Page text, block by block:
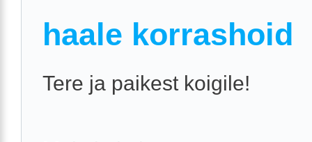
haale korrashoid
Tere ja paikest koigile!